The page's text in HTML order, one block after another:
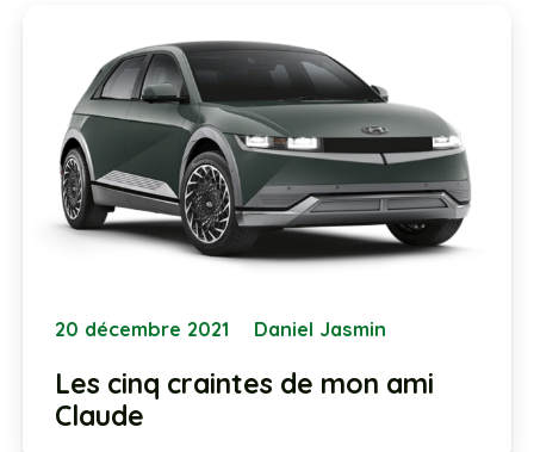
20 décembre 2021 Daniel Jasmin
Les cinq craintes de mon ami
Claude